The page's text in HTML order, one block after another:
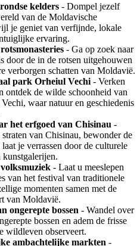
kelders - Dompel jezelf
van de Moldavische
je geniet van verfijnde, lokale
ervaring.
- Ga op zoek naar
door de in de rotsen uitgehouwen
verborgen schatten van Moldavië.
park Orheiul Vechi - Verken
ontdek de wilde schoonheid van
waar natuur en geschiedenis
het erfgoed van Chisinau -
van Chisinau, bewonder de
je verrassen door de culturele
- Laat u meeslepen
van het festival van traditionele
momenten samen met de
van Moldavië.
ongerepte bossen - Wandel over
bossen en adem de frisse
wildleven observeert.
ambachtelijke markten -